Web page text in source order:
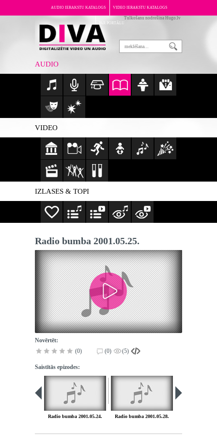
AUDIO IERAKSTU KATALOGS VIDEO IERAKSTU KATALOGS
PAR PORTĀLU
Tulkošanu nodrošina Hugo.lv
AUDIO
VIDEO
IZLASES & TOPI
Radio bumba 2001.05.25.
Novērtēt:
(0)
(0) (5)
Saistītās epizodes:
Radio bumba 2001.05.24. Radio bumba 2001.05.28.